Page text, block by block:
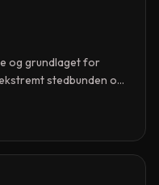
og grundlaget for
stedbunden og
kontraster med
en af verdens mest